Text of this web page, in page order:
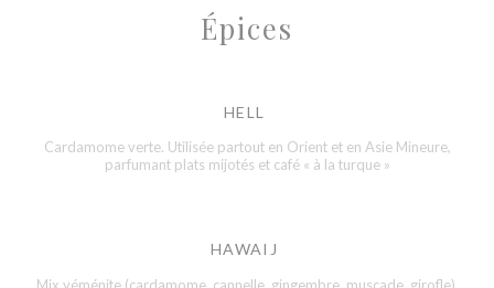
Épices
HELL
Cardamome verte. Utilisée partout en Orient et en Asie Mineure,
parfumant plats mijotés et café « à la turque »
HAWAIJ
Mix yéménite (cardamome, cannelle, gingembre, muscade, girofle),